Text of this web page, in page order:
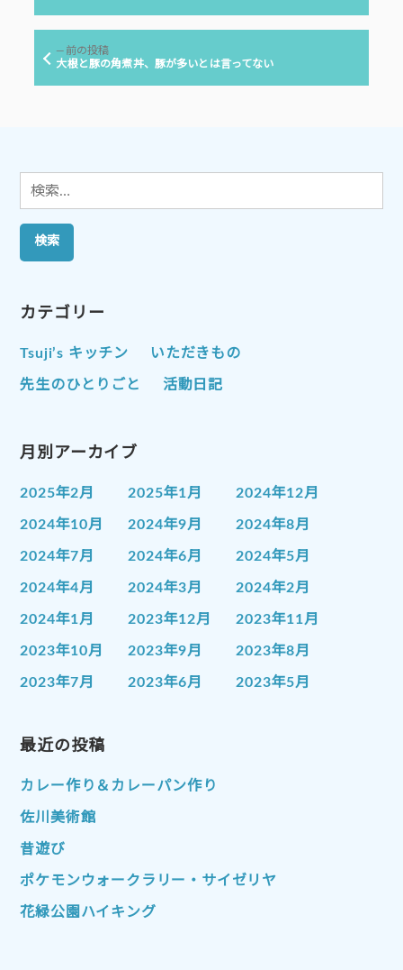
ナ
ー
前の投稿前
の
大根と豚の角煮丼、豚が多いとは言ってない
検
索:
カテゴリー
Tsuji’s キッチン いただきもの
先生のひとりごと 活動日記
月別アーカイブ
2025年2月 2025年1月 2024年12月
2024年10月 2024年9月 2024年8月
2024年7月 2024年6月 2024年5月
2024年4月 2024年3月 2024年2月
2024年1月 2023年12月 2023年11月
2023年10月 2023年9月 2023年8月
2023年7月 2023年6月 2023年5月
2023年1月
2022年10月 2022年9月
2022年7月
2022年4月
2022年1月 2021年12月 2021年11月
2021年10月 2021年9月
最近の投稿
カレー作り＆カレーパン作り
佐川美術館
昔遊び
ポケモンウォークラリー・サイゼリヤ
花緑公園ハイキング